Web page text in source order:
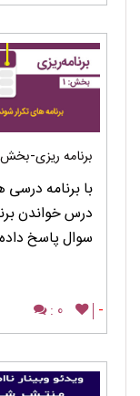
برنامه ریزی-بخش1- (برنامه های تکرار شونده)
با برنامه
درس خواندن
سوال پاسخ
-
0 :